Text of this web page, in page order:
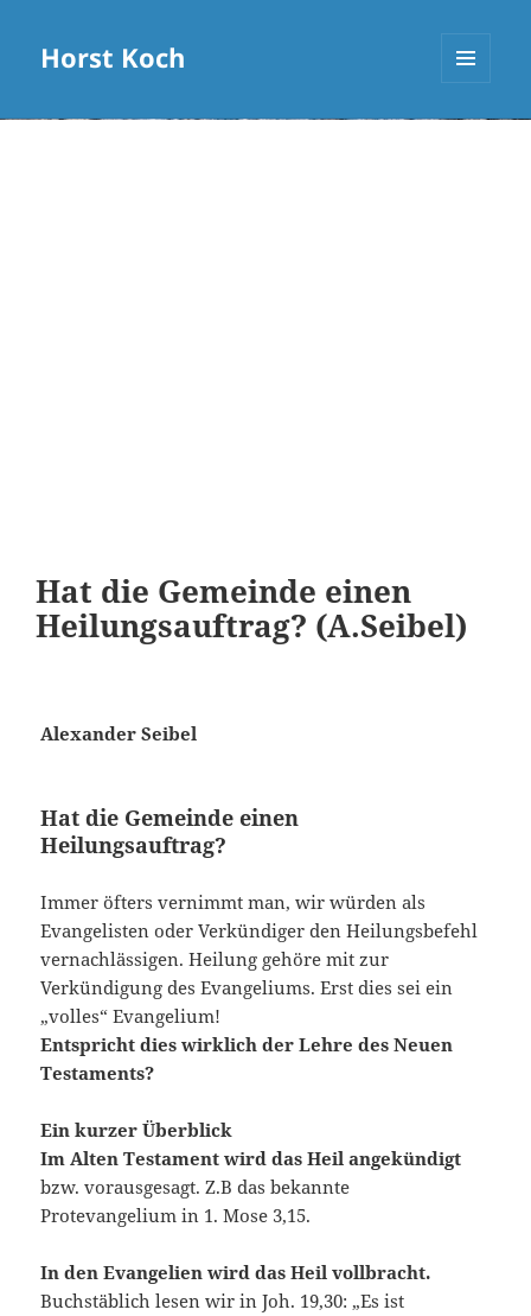
Horst Koch
Hat die Gemeinde einen
Heilungsauftrag? (A.Seibel)
Alexander Seibel
Hat die Gemeinde einen
Heilungsauftrag?
Immer öfters vernimmt man, wir würden als
Evangelisten oder Verkündiger den Heilungsbefehl
vernachlässigen. Heilung gehöre mit zur
Verkündigung des Evangeliums. Erst dies sei ein
„volles“ Evangelium!
Entspricht dies wirklich der Lehre des Neuen
Testaments?
Ein kurzer Überblick
Im Alten Testament wird das Heil angekündigt
bzw. vorausgesagt. Z.B das bekannte
Protevangelium in 1. Mose 3,15.
In den Evangelien wird das Heil vollbracht.
Buchstäblich lesen wir in Joh. 19,30: „Es ist